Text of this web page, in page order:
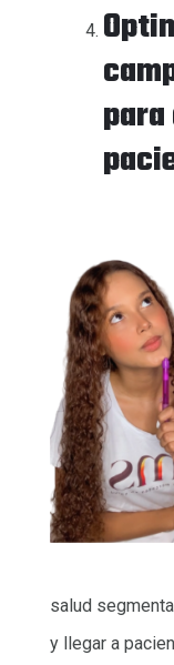
salud
y llegar a